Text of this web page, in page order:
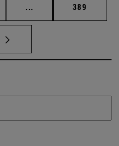
... Páginas intermedias
Página
389